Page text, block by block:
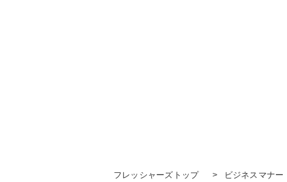
フレッシャーズトップ > ビジネスマナー